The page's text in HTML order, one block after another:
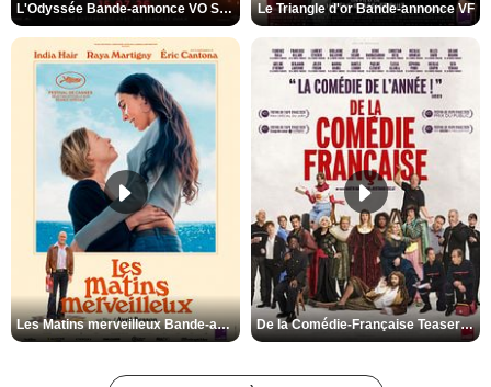
L'Odyssée Bande-annonce VO STFR Le Triangle d'or Bande-annonce VF
Les Matins merveilleux Bande-annonce VF De la Comédie-Française Teaser VF